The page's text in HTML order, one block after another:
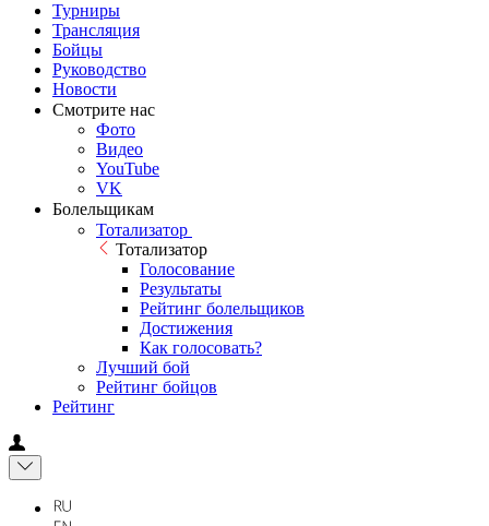
Турниры
Трансляция
Бойцы
Руководство
Новости
Смотрите нас
Фото
Видео
YouTube
VK
Болельщикам
Тотализатор
Тотализатор
Голосование
Результаты
Рейтинг болельщиков
Достижения
Как голосовать?
Лучший бой
Рейтинг бойцов
Рейтинг